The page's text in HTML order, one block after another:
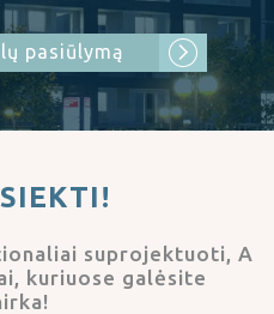
pasiūlymą
suprojektuoti, A
kuriuose galėsite